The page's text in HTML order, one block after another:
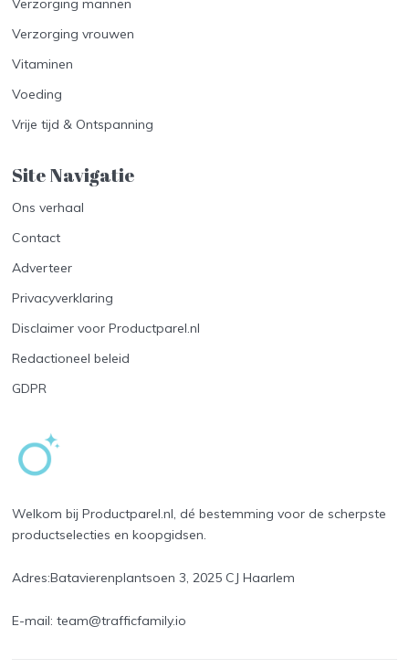
Verzorging mannen
Verzorging vrouwen
Vitaminen
Voeding
Vrije tijd & Ontspanning
Site Navigatie​
Ons verhaal
Contact
Adverteer
Privacyverklaring
Disclaimer voor Productparel.nl
Redactioneel beleid
GDPR
Welkom bij Productparel.nl, dé bestemming voor de scherpste
productselecties en koopgidsen.
Adres:Batavierenplantsoen 3, 2025 CJ Haarlem
E-mail: team@trafficfamily.io